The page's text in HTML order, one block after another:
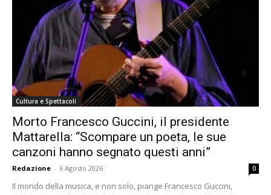
Cultura e Spettacoli
Morto Francesco Guccini, il presidente
Mattarella: “Scompare un poeta, le sue
canzoni hanno segnato questi anni”
Redazione - 6 Agosto 2026 0
Il mondo della musica, e non solo, piange Francesco Guccini,